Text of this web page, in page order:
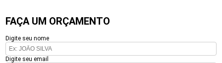
FAÇA UM ORÇAMENTO
Digite seu nome
Digite seu email